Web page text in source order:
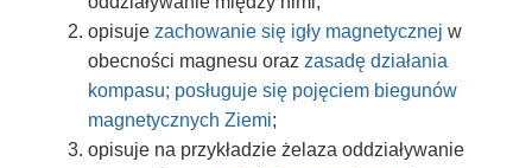
opisujezachowanie się igły magnetycznej w
obecności magnesu orazzasadę działania
kompasu; posługuje się pojęciem biegunów
magnetycznych Ziemi;
opisuje na przykładzie żelaza oddziaływanie